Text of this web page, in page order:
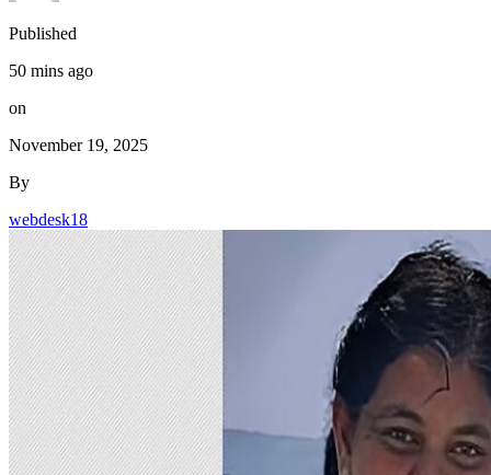
Published
50 mins ago
on
November 19, 2025
By
webdesk18